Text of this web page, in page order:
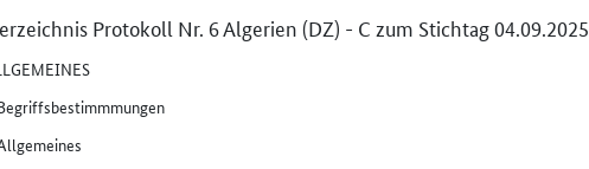
Protokoll Nr. 6 Algerien (DZ) - C zum Stichtag 04.09.2025